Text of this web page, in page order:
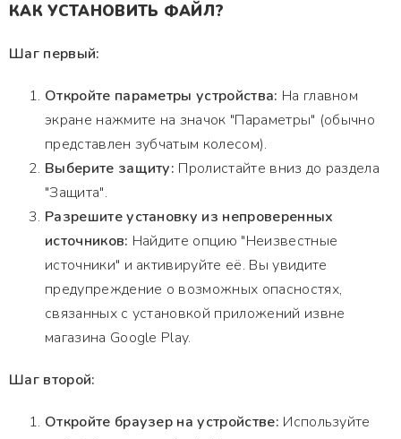
КАК УСТАНОВИТЬ ФАЙЛ?
Шаг первый:
Откройте параметры устройства: На главном
экране нажмите на значок "Параметры" (обычно
представлен зубчатым колесом).
Выберите защиту: Пролистайте вниз до раздела
"Защита".
Разрешите установку из непроверенных
источников: Найдите опцию "Неизвестные
источники" и активируйте её. Вы увидите
предупреждение о возможных опасностях,
связанных с установкой приложений извне
магазина Google Play.
Шаг второй:
Откройте браузер на устройстве: Используйте